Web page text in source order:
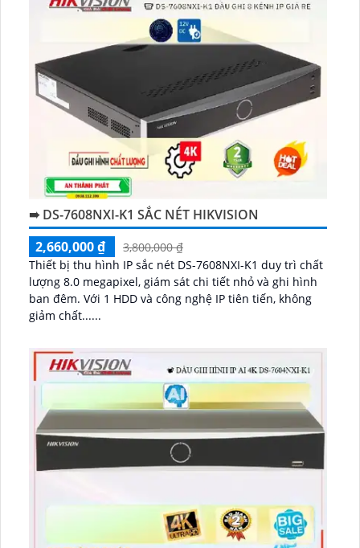
➠ DS-7608NXI-K1 SẮC NÉT HIKVISION
2,660,000 ₫
3,800,000 ₫
Thiết bị thu hình IP sắc nét DS-7608NXI-K1 duy trì chất
lượng 8.0 megapixel, giám sát chi tiết nhỏ và ghi hình
ban đêm. Với 1 HDD và công nghệ IP tiên tiến, không
giảm chất......